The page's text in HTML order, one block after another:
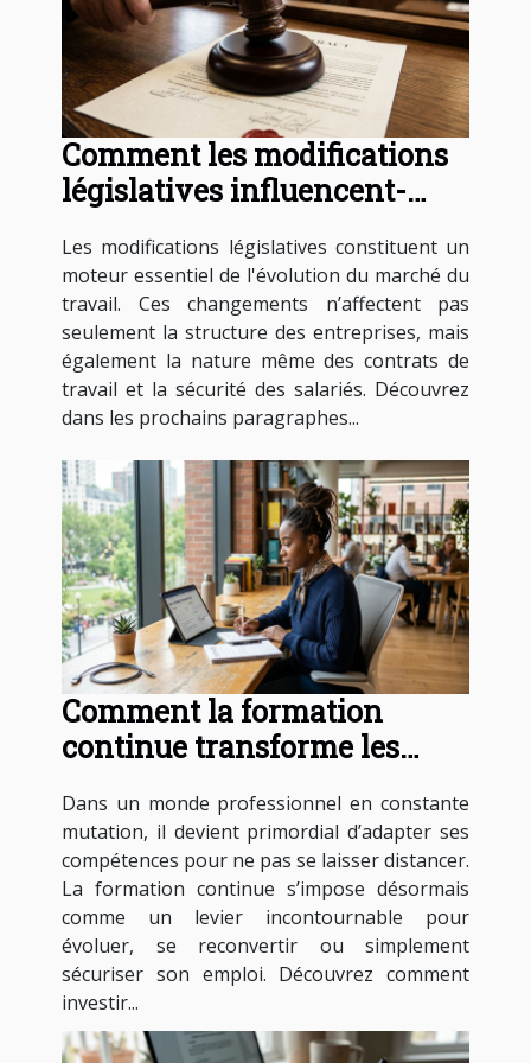
Comment les modifications
législatives influencent-
Les modifications législatives constituent un
moteur essentiel de l'évolution du marché du
travail. Ces changements n’affectent pas
seulement la structure des entreprises, mais
également la nature même des contrats de
travail et la sécurité des salariés. Découvrez
dans les prochains paragraphes...
Comment la formation
continue transforme les
Dans un monde professionnel en constante
mutation, il devient primordial d’adapter ses
compétences pour ne pas se laisser distancer.
La formation continue s’impose désormais
comme un levier incontournable pour
évoluer, se reconvertir ou simplement
sécuriser son emploi. Découvrez comment
investir...